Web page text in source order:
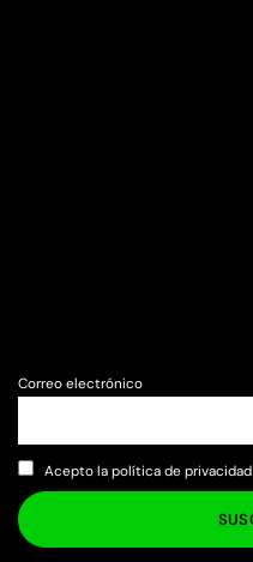
Correo electrónico
Acepto la política de privacidad